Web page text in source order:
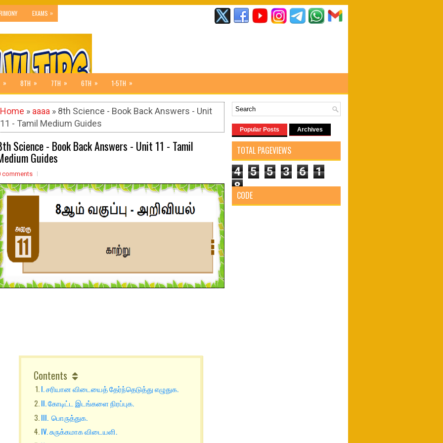
EXAMS »
» 8TH » 7TH » 6TH » 1-5TH »
Home » aaaa » 8th Science - Book Back Answers - Unit
11 - Tamil Medium Guides
Science - Book Back Answers - Unit 11 - Tamil
Guides
comments
Contents
I. சரியான விடையைத் தேர்ந்தெடுத்து எழுதுக.
II. கோடிட்ட இடங்களை நிரப்புக.
III. பொருத்துக.
IV. சுருக்கமாக விடையளி.
Popular Posts Archives
TOTAL PAGEVIEWS
4 5 5 3 6
1
8
CODE